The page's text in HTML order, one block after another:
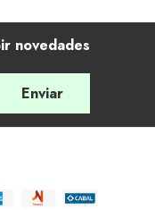
novedades
Enviar